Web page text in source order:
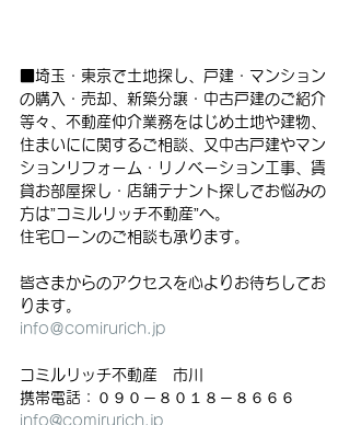
■埼玉・東京で土地探し、戸建・マンション
の購入・売却、新築分譲・中古戸建のご紹介
等々、不動産仲介業務をはじめ土地や建物、
住まいにに関するご相談、又中古戸建やマン
ションリフォーム・リノベーション工事、賃
貸お部屋探し・店舗テナント探しでお悩みの
方は”コミルリッチ不動産”へ。
住宅ローンのご相談も承ります。
皆さまからのアクセスを心よりお待ちしてお
ります。
info＠comirurich.jp
コミルリッチ不動産　市川
携帯電話：０９０－８０１８－８６６６
info@comirurich.jp